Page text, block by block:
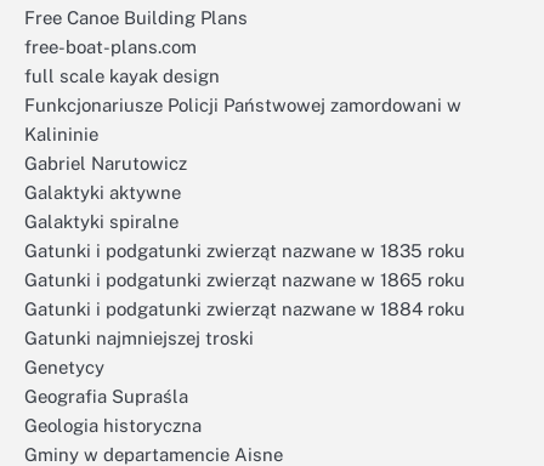
Free Canoe Building Plans
free-boat-plans.com
full scale kayak design
Funkcjonariusze Policji Państwowej zamordowani w
Kalininie
Gabriel Narutowicz
Galaktyki aktywne
Galaktyki spiralne
Gatunki i podgatunki zwierząt nazwane w 1835 roku
Gatunki i podgatunki zwierząt nazwane w 1865 roku
Gatunki i podgatunki zwierząt nazwane w 1884 roku
Gatunki najmniejszej troski
Genetycy
Geografia Supraśla
Geologia historyczna
Gminy w departamencie Aisne